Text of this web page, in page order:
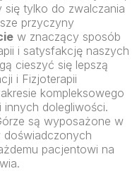
się tylko do zwalczania
przyczyny
w znaczący sposób
i satysfakcję naszych
cieszyć się lepszą
i Fizjoterapii
kompleksowego
dolegliwości.
są wyposażone w
doświadczonych
pacjentowi na